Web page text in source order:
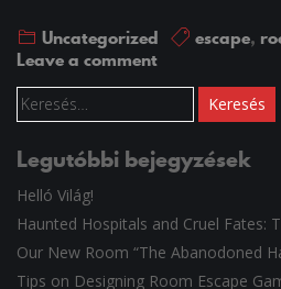
Uncategorized escape,
Leave a comment
Keresés:
Legutóbbi bejegyzések
Helló Világ!
Haunted Hospitals and Cruel Fates:
Our New Room “The Abanodoned
Tips on Designing Room Escape